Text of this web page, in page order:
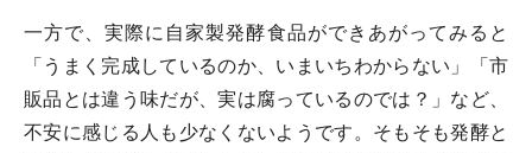
一方で、実際に自家製発酵食品ができあがってみると
「うまく完成しているのか、いまいちわからない」「市
販品とは違う味だが、実は腐っているのでは？」など、
不安に感じる人も少なくないようです。そもそも発酵と